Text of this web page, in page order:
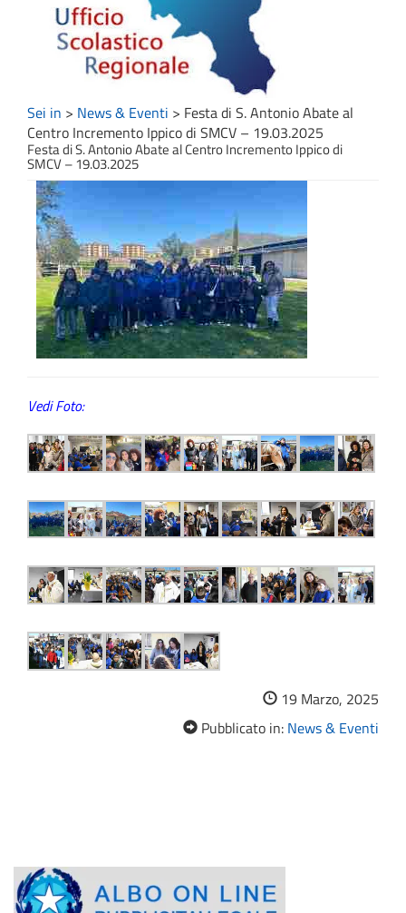
Sei in > News & Eventi > Festa di S. Antonio Abate al
Centro Incremento Ippico di SMCV – 19.03.2025
Festa di S. Antonio Abate al Centro Incremento Ippico di
SMCV – 19.03.2025
Vedi Foto:
19 Marzo, 2025
Pubblicato in: News & Eventi